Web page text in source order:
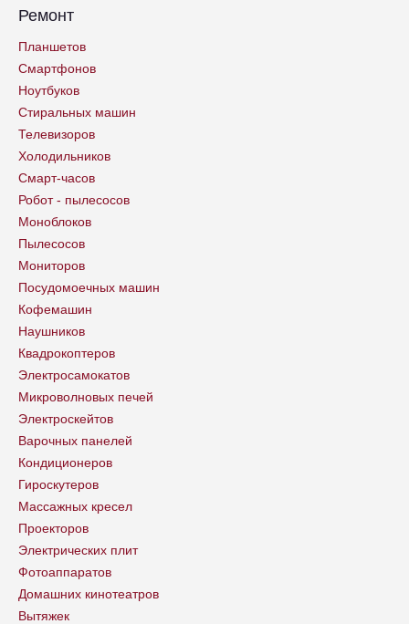
Ремонт
Планшетов
Смартфонов
Ноутбуков
Стиральных машин
Телевизоров
Холодильников
Смарт-часов
Робот - пылесосов
Моноблоков
Пылесосов
Мониторов
Посудомоечных машин
Кофемашин
Наушников
Квадрокоптеров
Электросамокатов
Микроволновых печей
Электроскейтов
Варочных панелей
Кондиционеров
Гироскутеров
Массажных кресел
Проекторов
Электрических плит
Фотоаппаратов
Домашних кинотеатров
Вытяжек